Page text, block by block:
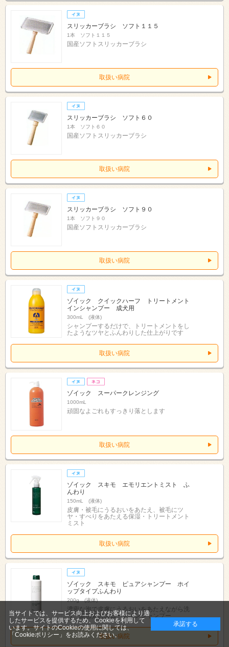
スリッカーブラシ ソフト１１５
1本 ソフト１１５
国産ソフトスリッカーブラシ
取扱い病院
スリッカーブラシ ソフト６０
1本 ソフト６０
国産ソフトスリッカーブラシ
取扱い病院
スリッカーブラシ ソフト９０
1本 ソフト９０
国産ソフトスリッカーブラシ
取扱い病院
ゾイック クイックハーフ トリートメント
インシャンプー 成犬用
300mL (液体)
シャンプーするだけで、トリートメントをし
たようなツヤとふんわりした仕上がりです
取扱い病院
ゾイック スーパークレンジング
1000mL
頑固なよごれもすっきり落とします
取扱い病院
ゾイック スキモ エモリエントミスト ふ
んわり
150mL (液体)
皮膚・被毛にうるおいをあたえ、被毛にツ
ヤ・すべりをあたえる保湿・トリートメント
ミスト
取扱い病院
ゾイック スキモ ピュアシャンプー ホイ
ップタイプふんわり
200g (液体)
濃密な泡で皮膚にうるおいをあたえながら洗
う、新感覚のスムースインシャンプー
取扱い病院
当サイトでは、サービス向上およびお客様により適
したサービスを提供するため、Cookieを利用して
います。サイトのCookieの使用に関しては、
「Cookieポリシー」 をお読みください。
承諾する